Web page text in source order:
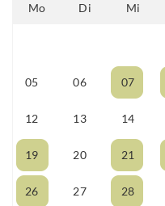
Mo Di Mi
05 06 07
12 13 14
19 20 21
26 27 28